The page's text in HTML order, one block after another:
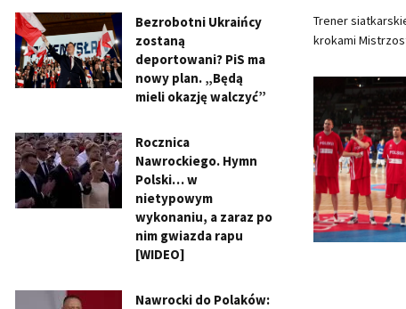
Trener
krokami
Bezrobotni Ukraińcy
zostaną
deportowani? PiS ma
nowy plan. „Będą
mieli okazję walczyć”
Rocznica
Nawrockiego. Hymn
Polski… w
nietypowym
wykonaniu, a zaraz po
nim gwiazda rapu
[WIDEO]
Nawrocki do Polaków: